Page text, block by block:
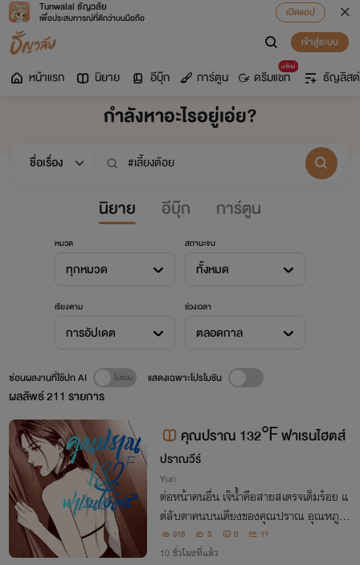
Tunwalai ธัญวลัย
เพื่อประสบการณ์ที่ดีกว่าบนมือถือ
เปิดแอป
เข้าสู่ระบบ
หน้าแรก นิยาย อีบุ๊ก การ์ตูน
มาใหม่
ดรีมแชท ธัญลิสต์
กำลังหาอะไรอยู่เอ่ย?
นิยาย อีบุ๊ก การ์ตูน
หมวด
ทุกหมวด
สถานะจบ
ทั้งหมด
เรียงตาม
การอัปเดต
ช่วงเวลา
ตลอดกาล
ผลลัพธ์211 รายการ
ซ่อนผลงานที่ใช้ปก AI แสดงเฉพาะโปรโมชัน
คุณปราณ 132℉ ฟาเรนไฮตส์
ปราณวีร์
Yuri
ต่อหน้าคนอื่น เจ๊น้ำคือสายสเตรจเต็มร้อย แ
ต่ลับตาคนบนเตียงของคุณปราณ อุณหภูมิร่
างกายของเจ๊กลับพุ่งสูงถึง 132 องศาฟาเรน
ไฮตส์! ปากบอกไม่ชอบผู้หญิง แต่ใส่เต็มร้อย
918 3 0 11
10 ชั่วโมงที่แล้ว